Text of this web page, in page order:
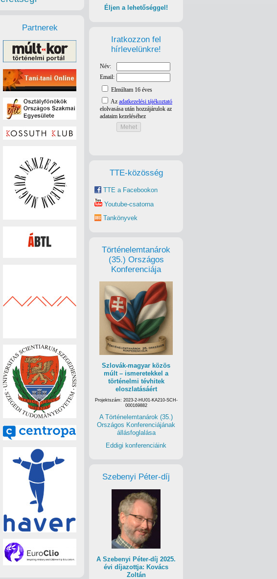
Éljen a lehetőséggel!
Iratkozzon fel
hírlevelünkre!
TTE-közösség
TTE a Facebookon
Youtube-csatorna
Tankönyvek
Történelemtanárok
(35.) Országos
Konferenciája
Szlovák-magyar közös
múlt – ismeretekkel a
történelmi tévhitek
eloszlatásáért
Projektszám: 2023-2-HU01-KA210-SCH-
000169882
A Történelemtanárok (35.)
Országos Konferenciájának
állásfoglalása
Eddigi konferenciáink
Szebenyi Péter-díj
A Szebenyi Péter-díj 2025.
évi díjazottja: Kovács
Zoltán
Partnerek